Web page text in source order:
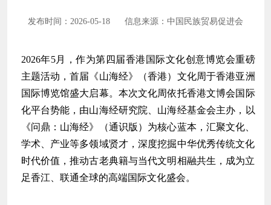
发布时间：2026-05-18 信息来源：中国民族贸易促进会
2026年5月，作为第四届香港国际文化创意博览会重磅
主题活动，首届《山海经》（香港）文化周于香港亚洲
国际博览馆盛大启幕。本次文化周依托香港文博会国际
化平台势能，由山海经研究院 、山海经基金会主办，以
《问鼎：山海经》（通识版）为核心蓝本，汇聚文化、
学术、产业等多领域贤才，深度挖掘中华优秀传统文化
时代价值，推动古老典籍与当代文明相融共生，成为立
足香江、联通全球的高端国际文化盛会。